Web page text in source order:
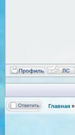
Главная »